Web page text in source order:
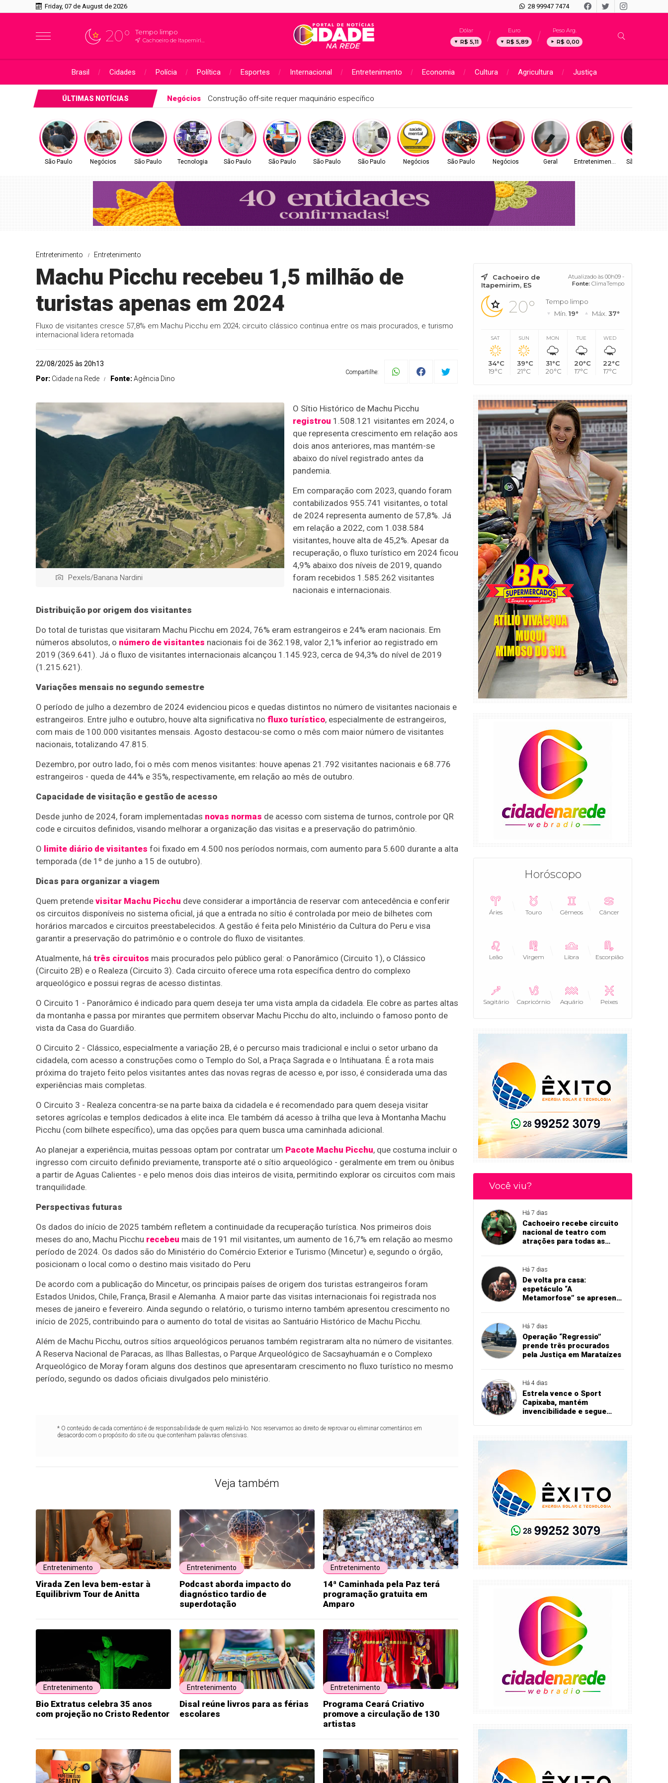
Friday, 07 de August de 2026 28 99947 7474
20° Tempo limpo
Cachoeiro de Itapemirim, ES
Dólar
R$ 5,11
Euro
R$ 5,89
Peso Arg.
R$ 0,00
Brasil Cidades Polícia Política Esportes Internacional Entretenimento Economia Cultura Agricultura Justiça
ÚLTIMAS NOTÍCIAS São Paulo Provão Paulista Seriado: confira o edital da edição de 2026
São Paulo Negócios São Paulo Tecnologia São Paulo São Paulo São Paulo São Paulo Negócios São Paulo Negócios Geral Entretenimento São Paulo
Entretenimento Entretenimento
Machu Picchu recebeu 1,5 milhão de
turistas apenas em 2024
Fluxo de visitantes cresce 57,8% em Machu Picchu em 2024; circuito clássico continua entre os mais procurados, e turismo
internacional lidera retomada
22/08/2025 às 20h13
Por: Cidade na Rede Fonte:Agência Dino
Compartilhe:
Pexels/Banana Nardini
O Sítio Histórico de Machu Picchu
registrou 1.508.121 visitantes em 2024, o
que representa crescimento em relação aos
dois anos anteriores, mas mantém-se
abaixo do nível registrado antes da
pandemia.
Em comparação com 2023, quando foram
contabilizados 955.741 visitantes, o total
de 2024 representa aumento de 57,8%. Já
em relação a 2022, com 1.038.584
visitantes, houve alta de 45,2%. Apesar da
recuperação, o fluxo turístico em 2024 ficou
4,9% abaixo dos níveis de 2019, quando
foram recebidos 1.585.262 visitantes
nacionais e internacionais.
Distribuição por origem dos visitantes
Do total de turistas que visitaram Machu Picchu em 2024, 76% eram estrangeiros e 24% eram nacionais. Em
números absolutos, o número de visitantes nacionais foi de 362.198, valor 2,1% inferior ao registrado em
2019 (369.641). Já o fluxo de visitantes internacionais alcançou 1.145.923, cerca de 94,3% do nível de 2019
(1.215.621).
Variações mensais no segundo semestre
O período de julho a dezembro de 2024 evidenciou picos e quedas distintos no número de visitantes nacionais e
estrangeiros. Entre julho e outubro, houve alta significativa no fluxo turístico, especialmente de estrangeiros,
com mais de 100.000 visitantes mensais. Agosto destacou-se como o mês com maior número de visitantes
nacionais, totalizando 47.815.
Dezembro, por outro lado, foi o mês com menos visitantes: houve apenas 21.792 visitantes nacionais e 68.776
estrangeiros - queda de 44% e 35%, respectivamente, em relação ao mês de outubro.
Capacidade de visitação e gestão de acesso
Desde junho de 2024, foram implementadas novas normas de acesso com sistema de turnos, controle por QR
code e circuitos definidos, visando melhorar a organização das visitas e a preservação do patrimônio.
O limite diário de visitantes foi fixado em 4.500 nos períodos normais, com aumento para 5.600 durante a alta
temporada (de 1º de junho a 15 de outubro).
Dicas para organizar a viagem
Quem pretende visitar Machu Picchu deve considerar a importância de reservar com antecedência e conferir
os circuitos disponíveis no sistema oficial, já que a entrada no sítio é controlada por meio de bilhetes com
horários marcados e circuitos preestabelecidos. A gestão é feita pelo Ministério da Cultura do Peru e visa
garantir a preservação do patrimônio e o controle do fluxo de visitantes.
Atualmente, há três circuitos mais procurados pelo público geral: o Panorâmico (Circuito 1), o Clássico
(Circuito 2B) e o Realeza (Circuito 3). Cada circuito oferece uma rota específica dentro do complexo
arqueológico e possui regras de acesso distintas.
O Circuito 1 - Panorâmico é indicado para quem deseja ter uma vista ampla da cidadela. Ele cobre as partes altas
da montanha e passa por mirantes que permitem observar Machu Picchu do alto, incluindo o famoso ponto de
vista da Casa do Guardião.
O Circuito 2 - Clássico, especialmente a variação 2B, é o percurso mais tradicional e inclui o setor urbano da
cidadela, com acesso a construções como o Templo do Sol, a Praça Sagrada e o Intihuatana. É a rota mais
próxima do trajeto feito pelos visitantes antes das novas regras de acesso e, por isso, é considerada uma das
experiências mais completas.
O Circuito 3 - Realeza concentra-se na parte baixa da cidadela e é recomendado para quem deseja visitar
setores agrícolas e templos dedicados à elite inca. Ele também dá acesso à trilha que leva à Montanha Machu
Picchu (com bilhete específico), uma das opções para quem busca uma caminhada adicional.
Ao planejar a experiência, muitas pessoas optam por contratar um Pacote Machu Picchu, que costuma incluir o
ingresso com circuito definido previamente, transporte até o sítio arqueológico - geralmente em trem ou ônibus
a partir de Aguas Calientes - e pelo menos dois dias inteiros de visita, permitindo explorar os circuitos com mais
tranquilidade.
Perspectivas futuras
Os dados do início de 2025 também refletem a continuidade da recuperação turística. Nos primeiros dois
meses do ano, Machu Picchu recebeu mais de 191 mil visitantes, um aumento de 16,7% em relação ao mesmo
período de 2024. Os dados são do Ministério do Comércio Exterior e Turismo (Mincetur) e, segundo o órgão,
posicionam o local como o destino mais visitado do Peru
De acordo com a publicação do Mincetur, os principais países de origem dos turistas estrangeiros foram
Estados Unidos, Chile, França, Brasil e Alemanha. A maior parte das visitas internacionais foi registrada nos
meses de janeiro e fevereiro. Ainda segundo o relatório, o turismo interno também apresentou crescimento no
início de 2025, contribuindo para o aumento do total de visitas ao Santuário Histórico de Machu Picchu.
Além de Machu Picchu, outros sítios arqueológicos peruanos também registraram alta no número de visitantes.
A Reserva Nacional de Paracas, as Ilhas Ballestas, o Parque Arqueológico de Sacsayhuamán e o Complexo
Arqueológico de Moray foram alguns dos destinos que apresentaram crescimento no fluxo turístico no mesmo
período, segundo os dados oficiais divulgados pelo ministério.
* O conteúdo de cada comentário é de responsabilidade de quem realizá-lo. Nos reservamos ao direito de reprovar ou eliminar comentários em
desacordo com o propósito do site ou que contenham palavras ofensivas.
Veja também
Entretenimento
Virada Zen leva bem-estar à
Equilibrivm Tour de Anitta
Entretenimento
Podcast aborda impacto do
diagnóstico tardio de
superdotação
Entretenimento
14ª Caminhada pela Paz terá
programação gratuita em
Amparo
Entretenimento
Bio Extratus celebra 35 anos
com projeção no Cristo Redentor
Entretenimento
Disal reúne livros para as férias
escolares
Entretenimento
Programa Ceará Criativo
promove a circulação de 130
artistas
Cachoeiro de
Itapemirim, ES
Atualizado às 00h09 -
Fonte: ClimaTempo
20°
Tempo limpo
Mín. 19° Máx. 37°
SAT
34°C
19°C
SUN
39°C
21°C
MON
31°C
20°C
TUE
20°C
17°C
WED
22°C
17°C
Horóscopo
Áries Touro Gêmeos Câncer
Leão Virgem Libra Escorpião
Sagitário Capricórnio Aquário Peixes
Você viu?
Há 7 dias
Cachoeiro recebe circuito
nacional de teatro com
atrações para todas as
Há 7 dias
De volta pra casa:
espetáculo “A
Metamorfose” se apresenta
Há 7 dias
Operação “Regressio”
prende três procurados
pela Justiça em Marataízes
Há 4 dias
Estrela vence o Sport
Capixaba, mantém
invencibilidade e segue